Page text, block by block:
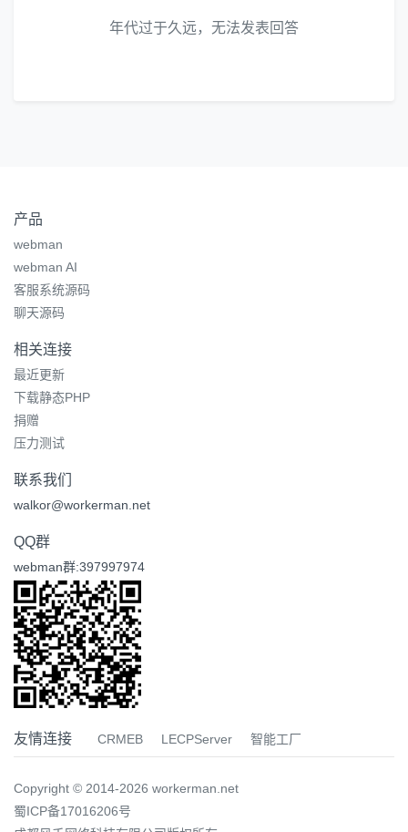
年代过于久远，无法发表回答
产品
webman
webman AI
客服系统源码
聊天源码
相关连接
最近更新
下载静态PHP
捐赠
压力测试
联系我们
walkor@workerman.net
QQ群
webman群:397997974
友情连接 CRMEB LECPServer 智能工厂
Copyright © 2014-2026 workerman.net
蜀ICP备17016206号